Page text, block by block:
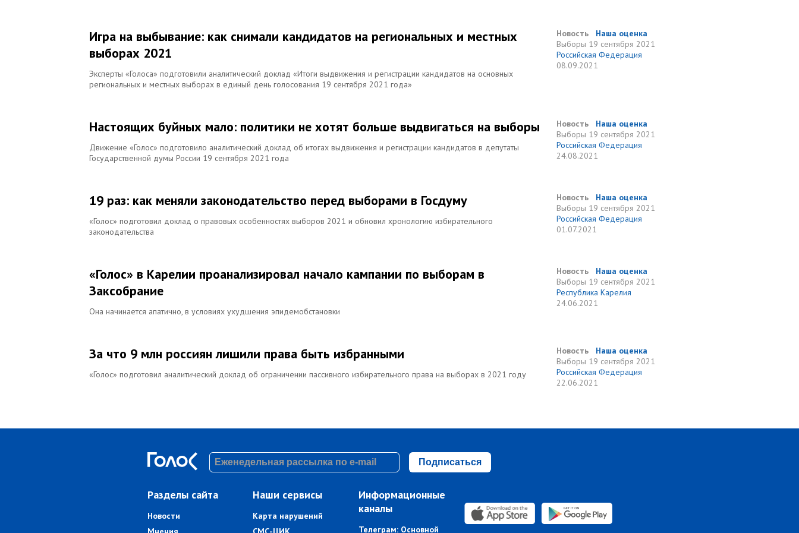
Игра на выбывание: как снимали кандидатов на региональных и местных
выборах 2021
Эксперты «Голоса» подготовили аналитический доклад «Итоги выдвижения и регистрации кандидатов на основных
региональных и местных выборах в единый день голосования 19 сентября 2021 года»
Новость
Наша оценка
Выборы 19 сентября 2021
Российская Федерация
08.09.2021
Настоящих буйных мало: политики не хотят больше выдвигаться на выборы
Движение «Голос» подготовило аналитический доклад об итогах выдвижения и регистрации кандидатов в депутаты
Государственной думы России 19 сентября 2021 года
Новость
Наша оценка
Выборы 19 сентября 2021
Российская Федерация
24.08.2021
19 раз: как меняли законодательство перед выборами в Госдуму
«Голос» подготовил доклад о правовых особенностях выборов 2021 и обновил хронологию избирательного
законодательства
Новость
Наша оценка
Выборы 19 сентября 2021
Российская Федерация
01.07.2021
«Голос» в Карелии проанализировал начало кампании по выборам в
Заксобрание
Она начинается апатично, в условиях ухудшения эпидемобстановки
Новость
Наша оценка
Выборы 19 сентября 2021
Республика Карелия
24.06.2021
За что 9 млн россиян лишили права быть избранными
«Голос» подготовил аналитический доклад об ограничении пассивного избирательного права на выборах в 2021 году
Новость
Наша оценка
Выборы 19 сентября 2021
Российская Федерация
22.06.2021
Подписаться
Разделы сайта
Новости
Наши сервисы
Карта нарушений
Информационные
каналы
Телеграм: Основной